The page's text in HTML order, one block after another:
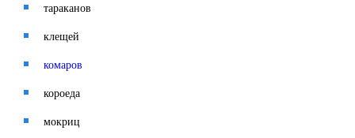
тараканов
клещей
комаров
короеда
мокриц